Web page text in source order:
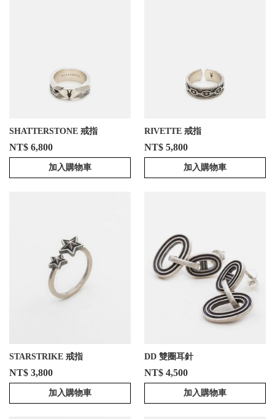
SHATTERSTONE 戒指
NT$ 6,800
加入購物車
RIVETTE 戒指
NT$ 5,800
加入購物車
STARSTRIKE 戒指
NT$ 3,800
加入購物車
DD 雙圈耳針
NT$ 4,500
加入購物車